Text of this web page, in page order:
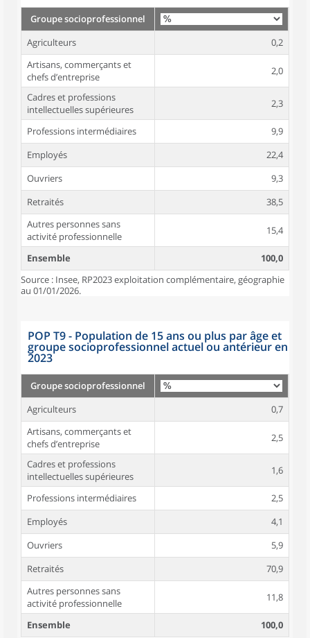
Groupe socioprofessionnel
Agriculteurs
0,2
Artisans, commerçants et
chefs d’entreprise
2,0
Cadres et professions
intellectuelles supérieures
2,3
Professions intermédiaires
9,9
Employés
22,4
Ouvriers
9,3
Retraités
38,5
Autres personnes sans
activité professionnelle
15,4
Ensemble
100,0
Source : Insee, RP2023 exploitation complémentaire, géographie
au 01/01/2026.
POP T9 - Population de 15 ans ou plus par âge et
groupe socioprofessionnel actuel ou antérieur en
2023
Groupe socioprofessionnel
Agriculteurs
0,7
Artisans, commerçants et
chefs d’entreprise
2,5
Cadres et professions
intellectuelles supérieures
1,6
Professions intermédiaires
2,5
Employés
4,1
Ouvriers
5,9
Retraités
70,9
Autres personnes sans
activité professionnelle
11,8
Ensemble
100,0